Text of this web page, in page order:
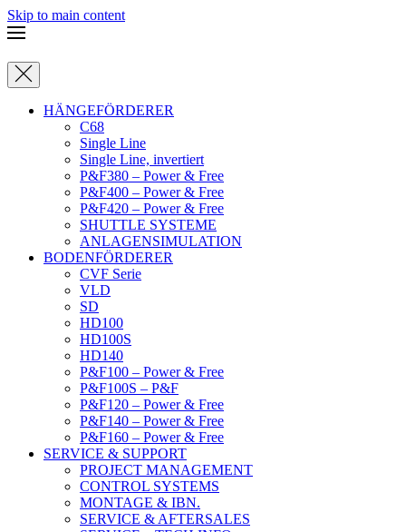
Skip to main content
HÄNGEFÖRDERER
C68
Single Line
Single Line, invertiert
P&F380 – Power & Free
P&F400 – Power & Free
P&F420 – Power & Free
SHUTTLE SYSTEME
ANLAGENSIMULATION
BODENFÖRDERER
CVF Serie
VLD
SD
HD100
HD100S
HD140
P&F100 – Power & Free
P&F100S – P&F
P&F120 – Power & Free
P&F140 – Power & Free
P&F160 – Power & Free
SERVICE & SUPPORT
PROJECT MANAGEMENT
CONTROL SYSTEMS
MONTAGE & IBN.
SERVICE & AFTERSALES